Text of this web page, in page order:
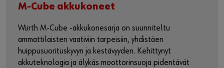
M-Cube akkukoneet
Würth M-Cube -akkukonesarja on suunniteltu
ammattilaisten vaativiin tarpeisiin, yhdistäen
huippusuorituskyvyn ja kestävyyden. Kehittynyt
akkuteknologia ja älykäs moottorinsuoja pidentävät